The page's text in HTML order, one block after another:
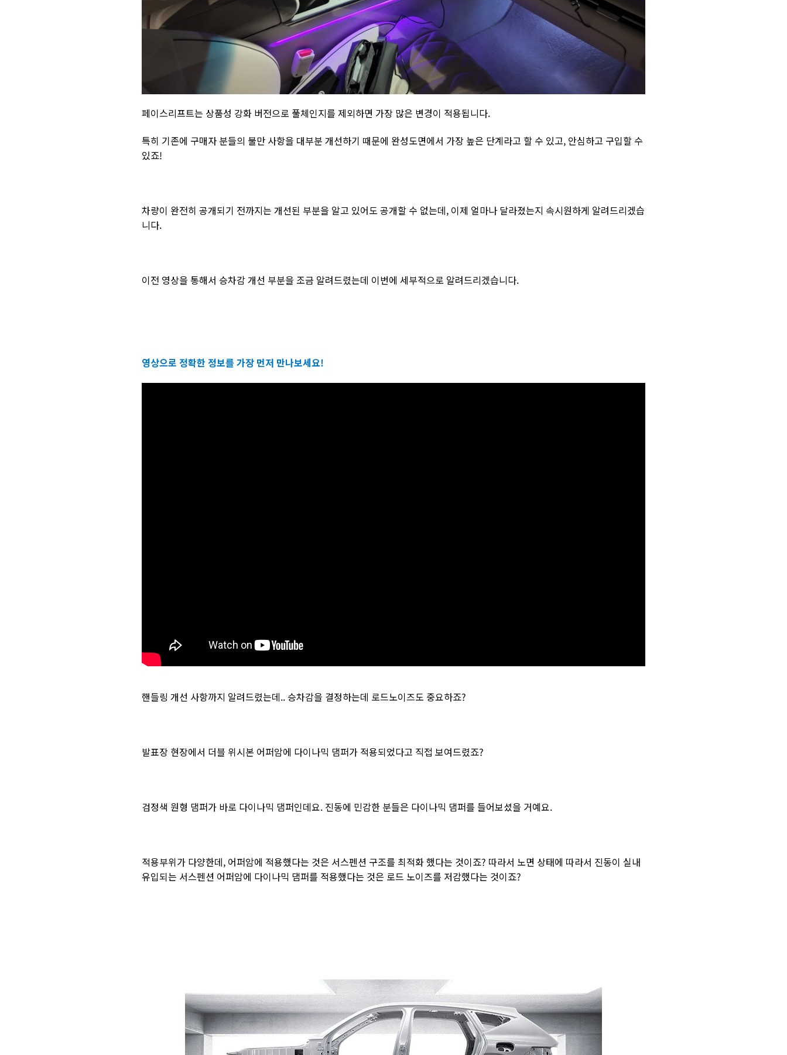
페이스리프트는 상품성 강화 버전으로 풀체인지를 제외하면 가장 많은 변경이 적용됩니다.
특히 기존에 구매자 분들의 불만 사항을 대부분 개선하기 때문에 완성도면에서 가장 높은 단계라고 할 수 있고, 안심하고 구입할 수
있죠!
차량이 완전히 공개되기 전까지는 개선된 부분을 알고 있어도 공개할 수 없는데, 이제 얼마나 달라졌는지 속시원하게 알려드리겠습
니다.
이전 영상을 통해서 승차감 개선 부분을 조금 알려드렸는데 이번에 세부적으로 알려드리겠습니다.
영상으로 정확한 정보를 가장 먼저 만나보세요!
핸들링 개선 사항까지 알려드렸는데.. 승차감을 결정하는데 로드노이즈도 중요하죠?
발표장 현장에서 더블 위시본 어퍼암에 다이나믹 댐퍼가 적용되었다고 직접 보여드렸죠?
검정색 원형 댐퍼가 바로 다이나믹 댐퍼인데요. 진동에 민감한 분들은 다이나믹 댐퍼를 들어보셨을 거예요.
적용부위가 다양한데, 어퍼암에 적용했다는 것은 서스펜션 구조를 최적화 했다는 것이죠? 따라서 노면 상태에 따라서 진동이 실내
유입되는 서스펜션 어퍼암에 다이나믹 댐퍼를 적용했다는 것은 로드 노이즈를 저감했다는 것이죠?